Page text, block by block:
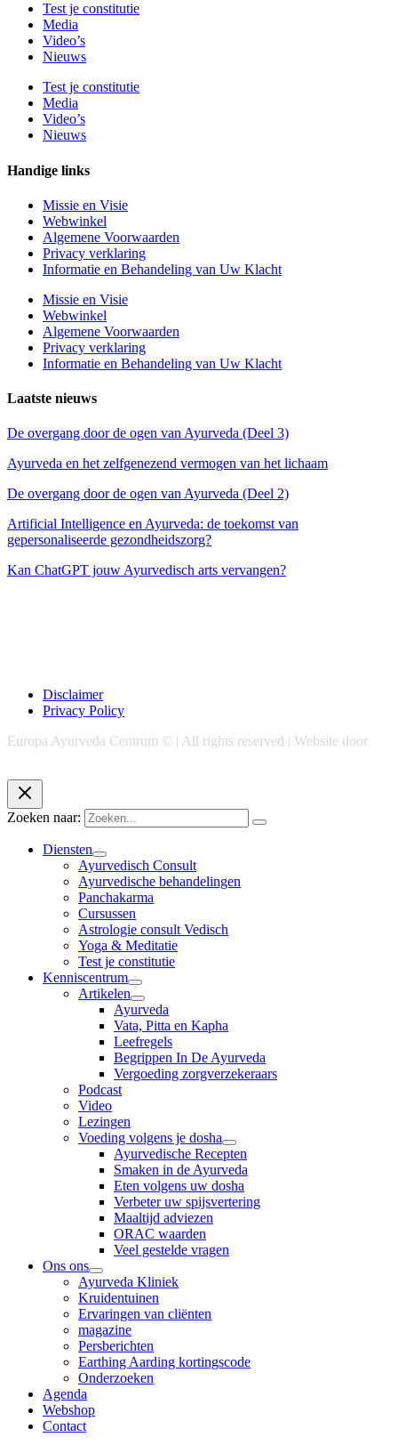
Test je constitutie
Media
Video’s
Nieuws
Test je constitutie
Media
Video’s
Nieuws
Handige links
Missie en Visie
Webwinkel
Algemene Voorwaarden
Privacy verklaring
Informatie en Behandeling van Uw Klacht
Missie en Visie
Webwinkel
Algemene Voorwaarden
Privacy verklaring
Informatie en Behandeling van Uw Klacht
Laatste nieuws
De overgang door de ogen van Ayurveda (Deel 3)
Ayurveda en het zelfgenezend vermogen van het lichaam
De overgang door de ogen van Ayurveda (Deel 2)
Artificial Intelligence en Ayurveda: de toekomst van
gepersonaliseerde gezondheidszorg?
Kan ChatGPT jouw Ayurvedisch arts vervangen?
Disclaimer
Privacy Policy
Europa Ayurveda Centrum © | All rights reserved | Website door
Zoeken naar:
Diensten
Ayurvedisch Consult
Ayurvedische behandelingen
Panchakarma
Cursussen
Astrologie consult Vedisch
Yoga & Meditatie
Test je constitutie
Kenniscentrum
Artikelen
Ayurveda
Vata, Pitta en Kapha
Leefregels
Begrippen In De Ayurveda
Vergoeding zorgverzekeraars
Podcast
Video
Lezingen
Voeding volgens je dosha
Ayurvedische Recepten
Smaken in de Ayurveda
Eten volgens uw dosha
Verbeter uw spijsvertering
Maaltijd adviezen
ORAC waarden
Veel gestelde vragen
Ons ons
Ayurveda Kliniek
Kruidentuinen
Ervaringen van cliënten
magazine
Persberichten
Earthing Aarding kortingscode
Onderzoeken
Agenda
Webshop
Contact